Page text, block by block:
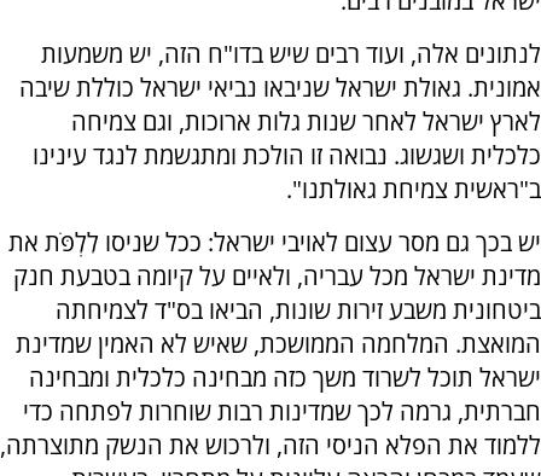
לנתונים אלה, ועוד רבים שיש בדו"ח הזה, יש משמעות
אמונית. גאולת ישראל שניבאו נביאי ישראל כוללת שיבה
לארץ ישראל לאחר שנות גלות ארוכות, וגם צמיחה
כלכלית ושגשוג. נבואה זו הולכת ומתגשמת לנגד עינינו
ב"ראשית צמיחת גאולתנו".
יש בכך גם מסר עצום לאויבי ישראל: ככל שניסו לִלְפֹּת את
מדינת ישראל מכל עבריה, ולאיים על קיומה בטבעת חנק
ביטחונית משבע זירות שונות, הביאו בס"ד לצמיחתה
המואצת. המלחמה הממושכת, שאיש לא האמין שמדינת
ישראל תוכל לשרוד משך כזה מבחינה כלכלית ומבחינה
חברתית, גרמה לכך שמדינות רבות שוחרות לפתחה כדי
ללמוד את הפלא הניסי הזה, ולרכוש את הנשק מתוצרתה,